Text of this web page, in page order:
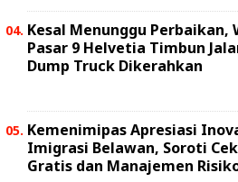
Kesal Menunggu Perbaikan,
Pasar 9 Helvetia Timbun
Dump Truck Dikerahkan
Kemenimipas Apresiasi
Imigrasi Belawan, Soroti
Gratis dan Manajemen